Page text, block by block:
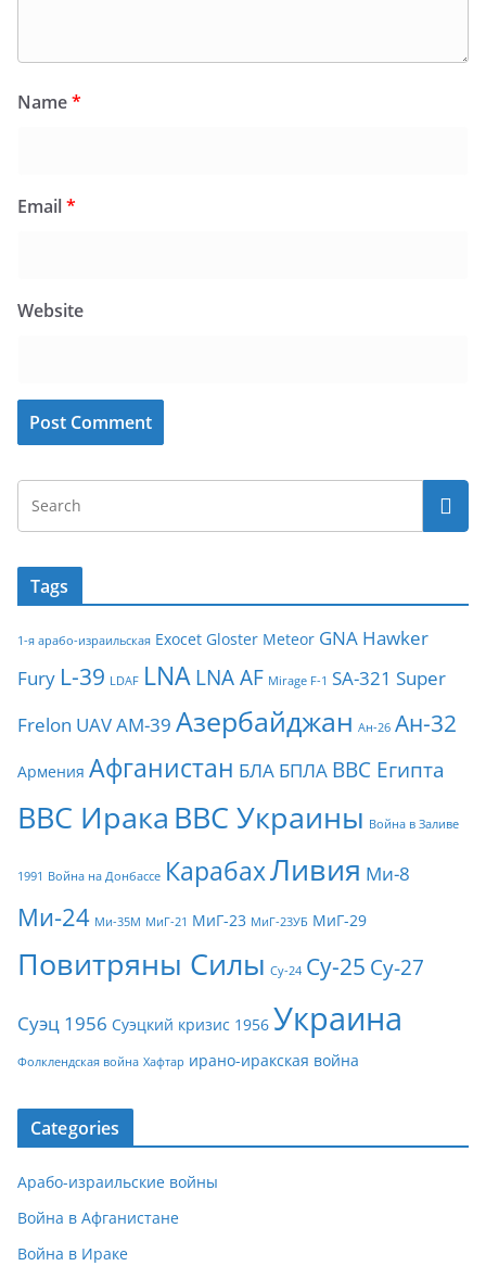
Name*
Email*
Website
Tags
1-я арабо-израильская Exocet Gloster Meteor GNA Hawker
Fury L-39 LDAF LNA LNA AF Mirage F-1 SA-321 Super
Frelon UAVАМ-39 Азербайджан Ан-26 Ан-32
Армения Афганистан БЛА БПЛА ВВС Египта
ВВС Ирака ВВС Украины Война в Заливе
1991 Война на Донбассе КарабахЛивия Ми-8
Ми-24 Ми-35М МиГ-21 МиГ-23 МиГ-23УБ МиГ-29
Повитряны Силы Су-24 Су-25 Су-27
Суэц 1956 Суэцкий кризис 1956 Украина
Фолклендская война Хафтар ирано-иракская война
Categories
Арабо-израильские войны
Война в Афганистане
Война в Ираке